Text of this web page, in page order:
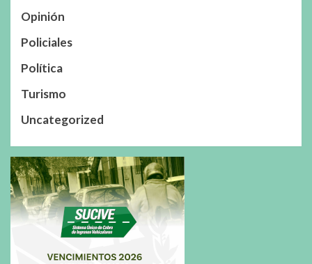
Opinión
Policiales
Política
Turismo
Uncategorized